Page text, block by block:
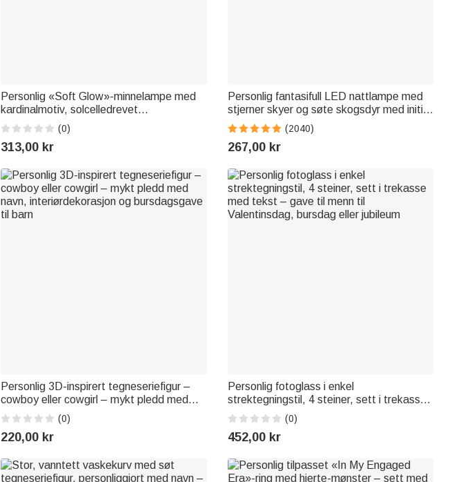
Personlig «Soft Glow»-minnelampe med
kardinalmotiv, solcelledrevet
hagebelysning med navn og årstall –
Fecor Memorial Gardens – gave til minne
om en avdød kjær
(0)
313,00 kr
Personlig fantasifull LED nattlampe med
stjerner skyer og søte skogsdyr med initial
og navn trebase perfekt til barnerom
bursdag og babyshower
(2040)
267,00 kr
Personlig 3D-inspirert tegneseriefigur –
cowboy eller cowgirl – mykt pledd med
navn, interiørdekorasjon og bursdagsgave
til barn
(0)
220,00 kr
Personlig fotoglass i enkel
strektegningstil, 4 steiner, sett i trekasse
med tekst – gave til menn til
Valentinsdag, bursdag eller jubileum
(0)
452,00 kr